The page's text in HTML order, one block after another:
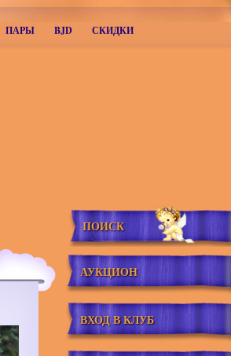
ПАРЫ BJD СКИДКИ
ПОИСК
АУКЦИОН
ВХОД В КЛУБ